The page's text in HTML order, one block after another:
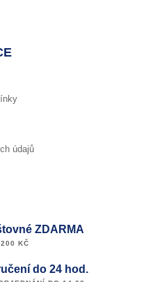
údajů
ZDARMA
KČ
do 24 hod.